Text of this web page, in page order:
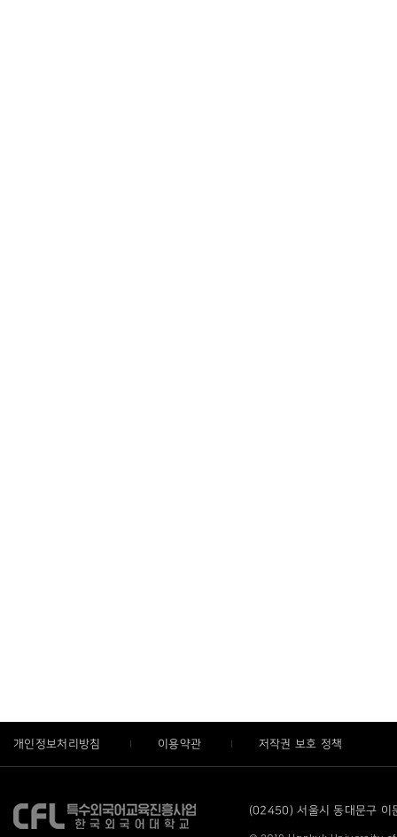
개인정보처리방침 이용약관 저작권 보호 정책
(02450) 서울시 동대문구